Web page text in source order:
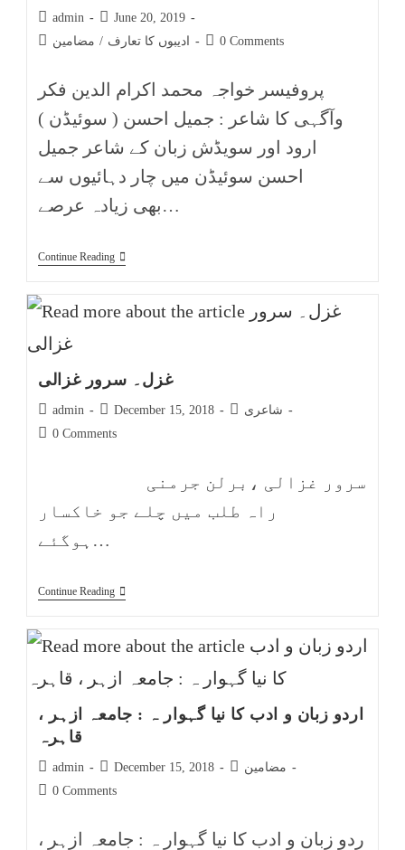
admin
June 20, 2019
ادیبوں کا تعارف / مضامین 0 Comments
پروفیسر خواجہ محمد اکرام الدین فکر
وآگہی کا شاعر : جمیل احسن ( سوئیڈن )
ارود اور سویڈش زبان کے شاعر جمیل
احسن سوئیڈن میں چار دہائیوں سے
بھی زیادہ عرصے…
Continue Reading
غزل۔ سرور غزالی
admin December 15, 2018
شاعری
0 Comments
سرور غزالی ،برلن جرمنی
راہ طلب میں چلے جو خاکسار
ہوگئے…
Continue Reading
اردو زبان و ادب کا نیا گہوار ہ : جامعہ ازہر ،
admin December 15, 2018
مضامین
0 Comments
ردو زبان و ادب کا نیا گہوار ہ : جامعہ ازہر ،